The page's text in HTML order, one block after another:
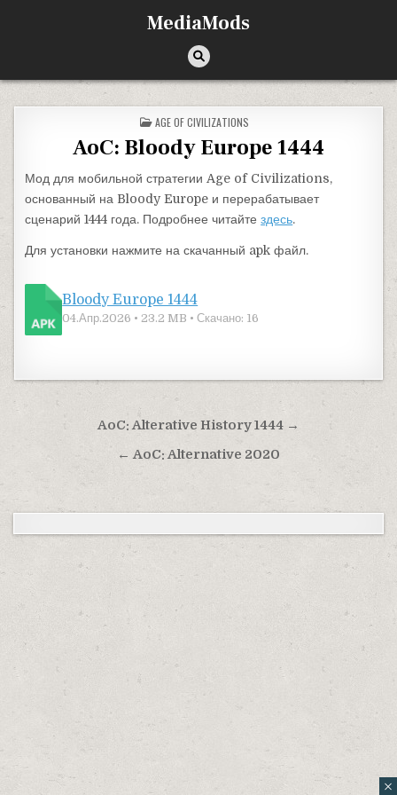
MediaMods
ОПУБЛИКОВАНО В
AGE OF CIVILIZATIONS
AoC: Bloody Europe 1444
Мод для мобильной стратегии Age of Civilizations,
основанный на Bloody Europe и перерабатывает
сценарий 1444 года. Подробнее читайтездесь.
Для установки нажмите на скачанный apk файл.
Bloody Europe 1444
04.Апр.2026 • 23.2 MB • Скачано: 16
Навигация по записям
AoC: Alterative History 1444 →
← AoC: Alternative 2020